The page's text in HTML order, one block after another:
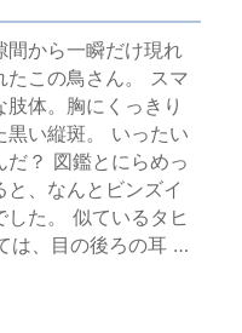
間から一瞬だけ現れ
たこの鳥さん。 スマ
肢体。胸にくっきり
黒い縦斑。 いったい
だ？ 図鑑とにらめっ
と、なんとビンズイ
した。 似ているタヒ
は、目の後ろの耳 …
千葉県浦安市】” の